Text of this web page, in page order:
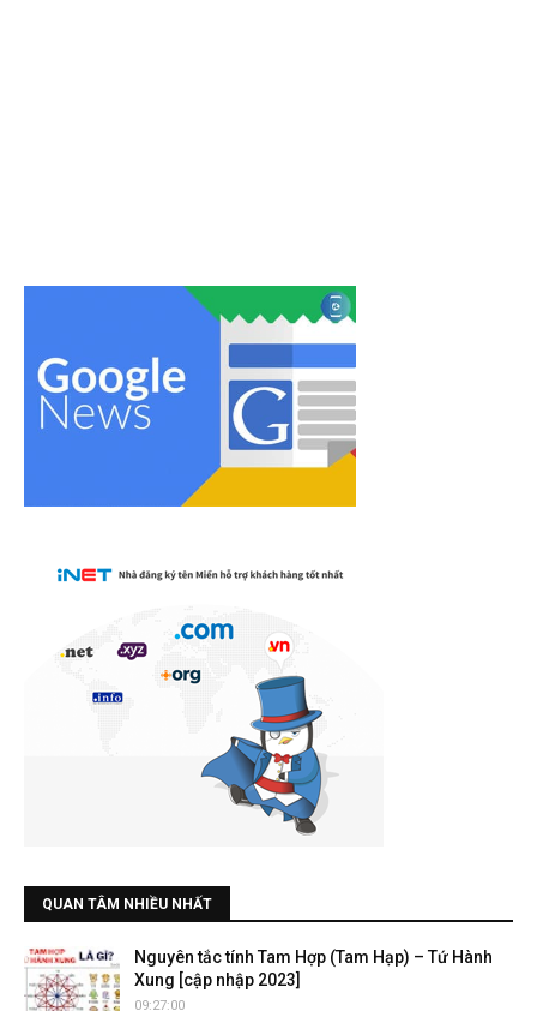
QUAN TÂM NHIỀU NHẤT
Nguyên tắc tính Tam Hợp (Tam Hạp) – Tứ Hành
Xung [cập nhập 2023]
09:27:00